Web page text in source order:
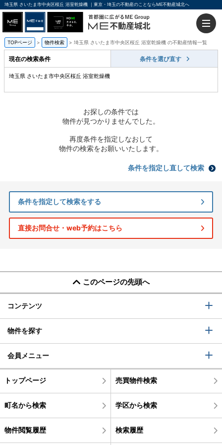
埼玉県 さいたま市中央区桜丘 浴室乾燥機 ｜東京・埼玉の不動産のことならME不動産城北へ
TOPページ 物件検索 埼玉県 さいたま市中央区桜丘 浴室乾燥機 の不動産情報一覧
現在の検索条件 条件を選び直す
埼玉県 さいたま市中央区桜丘 浴室乾燥機
お探しの条件では
物件が見つかりませんでした。
再度条件を指定しなおして
物件の検索をお願いいたします。
条件を指定し直して検索
条件を指定して検索をする
直接お問合せ・web予約はこちら
このページの先頭へ
コンテンツ
物件を探す
会員メニュー
トップページ 売買物件検索
町名から検索 学区から検索
物件閲覧履歴 検索履歴